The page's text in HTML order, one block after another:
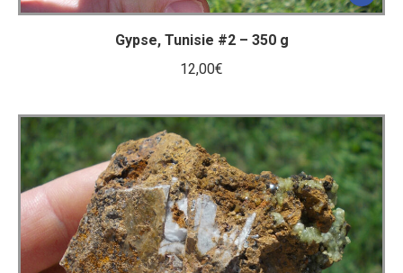
Gypse, Tunisie #2 – 350 g
12,00€